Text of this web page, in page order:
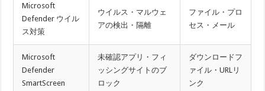
Microsoft
Defender ウイル
ス対策
ウイルス・マルウェ
アの検出・隔離
ファイル・プロ
セス・メール
Microsoft
Defender
SmartScreen
未確認アプリ・フィ
ッシングサイトのブ
ロック
ダウンロードフ
ァイル・URLリ
ンク